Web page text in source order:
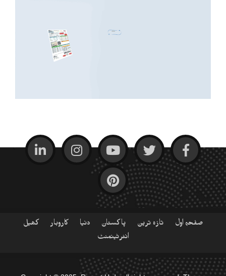
صفحہ اول تازہ ترین پاکستان دنیا کاروبار
کھیل
انٹرٹینمنٹ